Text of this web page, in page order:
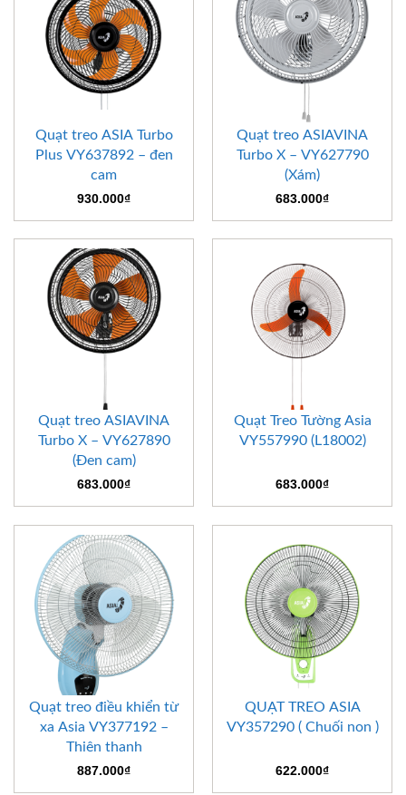
Quạt treo ASIA Turbo
Plus VY637892 – đen
cam
930.000₫
Quạt treo ASIAVINA
Turbo X – VY627790
(Xám)
683.000₫
Quạt treo ASIAVINA
Turbo X – VY627890
(Đen cam)
683.000₫
Quạt Treo Tường Asia
VY557990 (L18002)
683.000₫
Quạt treo điều khiển từ
xa Asia VY377192 –
Thiên thanh
887.000₫
QUẠT TREO ASIA
VY357290 ( Chuối non )
622.000₫